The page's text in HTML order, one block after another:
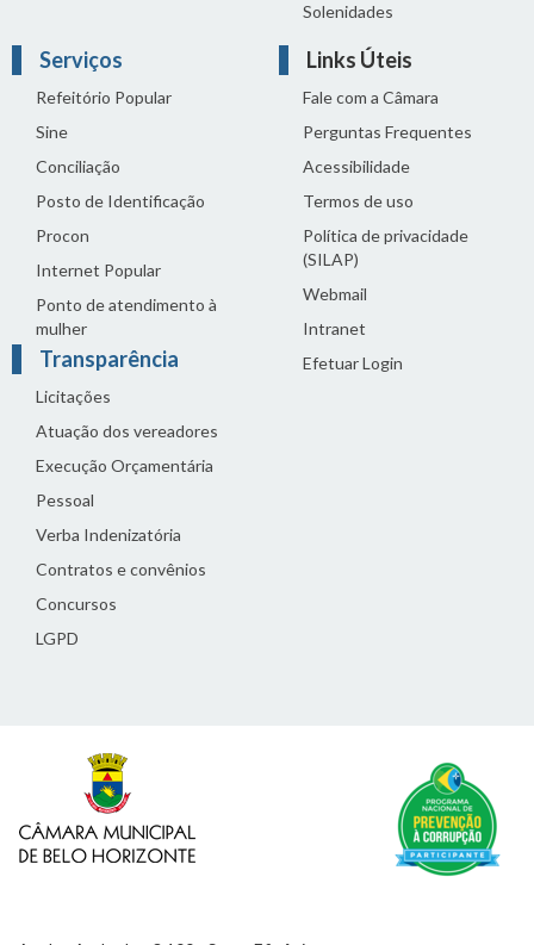
Solenidades
Serviços
Refeitório Popular
Sine
Conciliação
Posto de Identificação
Procon
Internet Popular
Ponto de atendimento à
mulher
Transparência
Licitações
Atuação dos vereadores
Execução Orçamentária
Pessoal
Verba Indenizatória
Contratos e convênios
Concursos
LGPD
Links Úteis
Fale com a Câmara
Perguntas Frequentes
Acessibilidade
Termos de uso
Política de privacidade
(SILAP)
Webmail
Intranet
Efetuar Login